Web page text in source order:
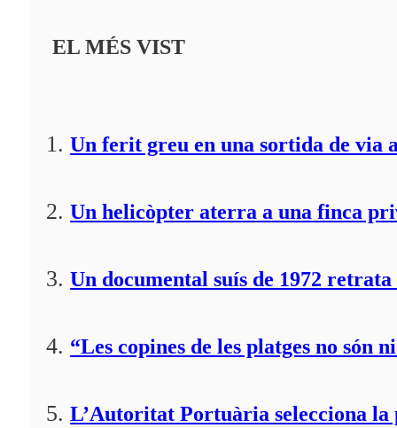
EL MÉS VIST
Un ferit greu en una sortida de via
Un helicòpter aterra a una finca
Un documental suís de 1972
“Les copines de les platges no
L’Autoritat Portuària selecciona